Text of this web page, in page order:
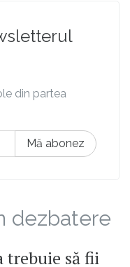
din partea
Mă abonez
dezbatere
trebuie să fii